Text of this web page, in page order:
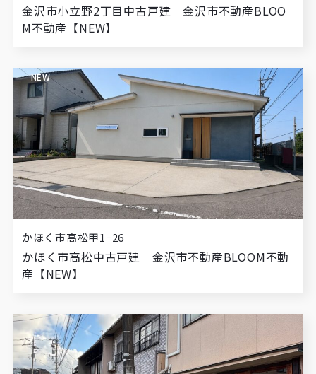
金沢市小立野2丁目中古戸建 金沢市不動産BLOO
M不動産【NEW】
かほく市高松甲1−26
かほく市高松中古戸建 金沢市不動産BLOOM不動
産【NEW】
NEW